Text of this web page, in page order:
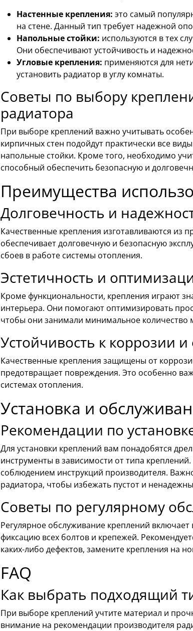
Настенные крепления: это самый
на стене. Данный тип требует надежной
Напольные стойки: используются в тех
Они обеспечивают устойчивость и
Угловые крепления: применяются для
установить радиатор в углу комнаты.
Советы по выбору
радиатора
При выборе креплений важно учитывать
кирпичных стен подойдут практически все
напольные стойки. Кроме того, необходимо
способный обеспечить безопасную и
Преимущества
Долговечность и
Качественные крепления изготавливаются из
обеспечивает долговечную и безопасную
сбоев в работе системы отопления.
Эстетичность и
Кроме функциональности, крепления играют
интерьера. Они помогают оптимизировать
чтобы они занимали минимальное
Устойчивость к коррозии
Качественные крепления защищены от
предотвращает повреждения. Это особенно
системах отопления.
Установка и
Рекомендации по
Для установки креплений вам понадобятся
инструменты в зависимости от типа
соблюдением инструкций производителя.
радиатора, чтобы избежать пустот и
Советы по регулярному
Регулярное обслуживание креплений
фиксацию всех болтов и крепежей.
каких-либо дефектов, замените крепления на
FAQ
Как выбрать подходящий
При выборе креплений учтите материал и
внимание на рекомендации производителя